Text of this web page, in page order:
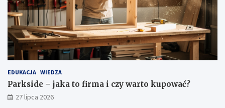
EDUKACJA WIEDZA
Parkside – jaka to firma i czy warto kupować?
27 lipca 2026